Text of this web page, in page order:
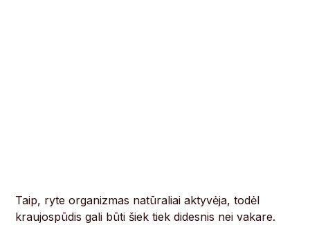
Taip, ryte organizmas natūraliai aktyvėja, todėl
kraujospūdis gali būti šiek tiek didesnis nei vakare.